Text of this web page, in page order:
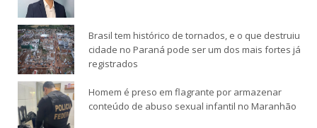
Brasil tem histórico de tornados, e o que destruiu
cidade no Paraná pode ser um dos mais fortes já
registrados
Homem é preso em flagrante por armazenar
conteúdo de abuso sexual infantil no Maranhão